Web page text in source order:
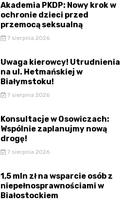
Akademia PKDP: Nowy krok w
ochronie dzieci przed
przemocą seksualną
7 sierpnia 2026
Uwaga kierowcy! Utrudnienia
na ul. Hetmańskiej w
Białymstoku!
7 sierpnia 2026
Konsultacje w Osowiczach:
Wspólnie zaplanujmy nową
drogę!
7 sierpnia 2026
1,5 mln zł na wsparcie osób z
niepełnosprawnościami w
Białostockiem